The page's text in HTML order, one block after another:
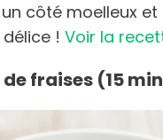
côté moelleux et
! Voir la
fraises (15